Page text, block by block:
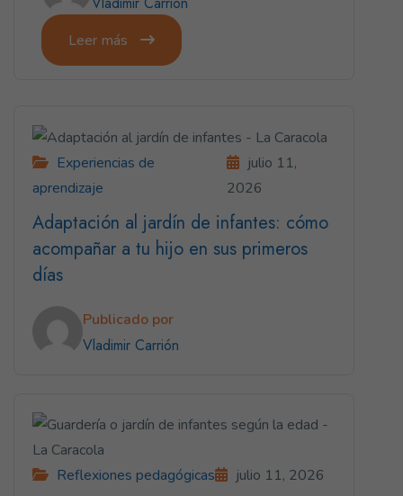
Leer más
Experiencias de
aprendizaje
julio 11,
2026
Adaptación al jardín de infantes: cómo
acompañar a tu hijo en sus primeros
días
Publicado por
Vladimir Carrión
Reflexiones pedagógicas julio 11, 2026